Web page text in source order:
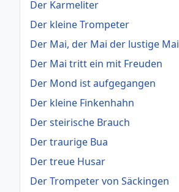
Der Karmeliter
Der kleine Trompeter
Der Mai, der Mai der lustige Mai
Der Mai tritt ein mit Freuden
Der Mond ist aufgegangen
Der kleine Finkenhahn
Der steirische Brauch
Der traurige Bua
Der treue Husar
Der Trompeter von Säckingen